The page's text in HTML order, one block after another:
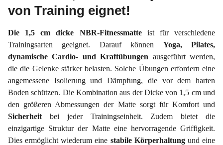
von Training eignet!
Die 1,5 cm dicke NBR-Fitnessmatte ist für verschiedene
Trainingsarten geeignet. Darauf können Yoga, Pilates,
dynamische Cardio- und Kraftübungen ausgeführt werden,
die die Gelenke stärker belasten. Solche Übungen erfordern eine
angemessene Isolierung und Dämpfung, die vor dem harten
Boden schützen. Die Kombination aus der Dicke von 1,5 cm und
den größeren Abmessungen der Matte sorgt für Komfort und
Sicherheit bei jeder Trainingseinheit. Zudem bietet die
einzigartige Struktur der Matte eine hervorragende Griffigkeit.
Dies ermöglicht wiederum eine stabile Körperhaltung und eine